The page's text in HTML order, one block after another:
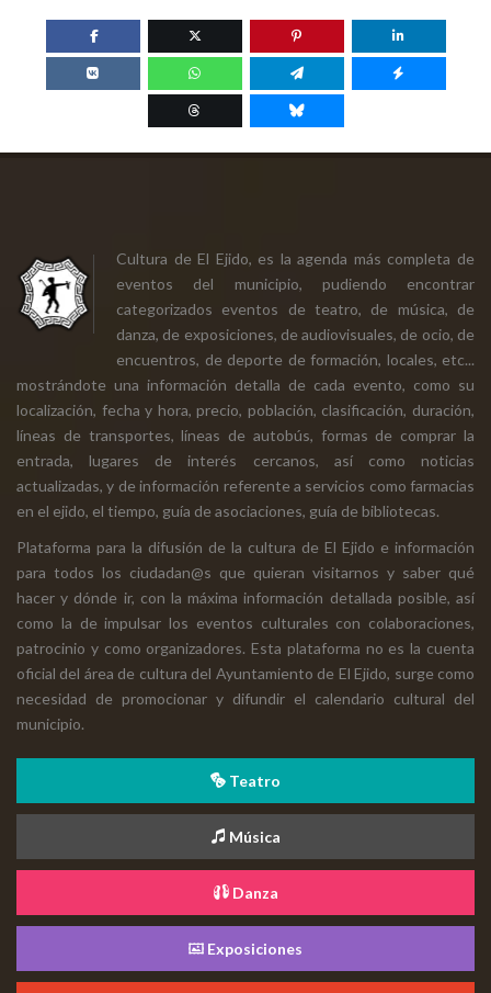
Cultura de El Ejido, es la agenda más completa de
eventos del municipio, pudiendo encontrar
categorizados eventos de teatro, de música, de
danza, de exposiciones, de audiovisuales, de ocio, de
encuentros, de deporte de formación, locales, etc...
mostrándote una información detalla de cada evento, como su
localización, fecha y hora, precio, población, clasificación, duración,
líneas de transportes, líneas de autobús, formas de comprar la
entrada, lugares de interés cercanos, así como noticias
actualizadas, y de información referente a servicios como farmacias
en el ejido, el tiempo, guía de asociaciones, guía de bibliotecas.
Plataforma para la difusión de la cultura de El Ejido e información
para todos los ciudadan@s que quieran visitarnos y saber qué
hacer y dónde ir, con la máxima información detallada posible, así
como la de impulsar los eventos culturales con colaboraciones,
patrocinio y como organizadores. Esta plataforma no es la cuenta
oficial del área de cultura del Ayuntamiento de El Ejido, surge como
necesidad de promocionar y difundir el calendario cultural del
municipio.
Teatro
Música
Danza
Exposiciones